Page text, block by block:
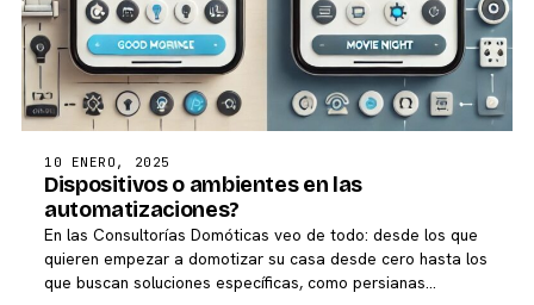
10 ENERO, 2025
Dispositivos o ambientes en las
automatizaciones?
En las Consultorías Domóticas veo de todo: desde los que
quieren empezar a domotizar su casa desde cero hasta los
que buscan soluciones específicas, como persianas…